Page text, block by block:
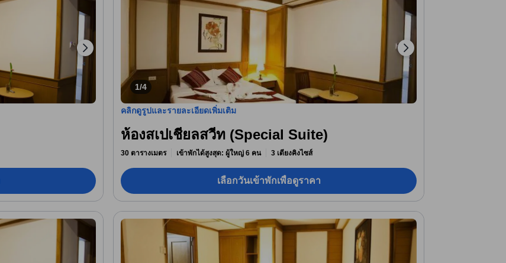
1/4
คลิกดูรูปและรายละเอียดเพิ่มเติม
ห้องสเปเชียลสวีท (Special Suite)
30 ตารางเมตร เข้าพักได้สูงสุด: ผู้ใหญ่ 6 คน 3 เตียงคิงไซส์
เลือกวันเข้าพักเพื่อดูราคา